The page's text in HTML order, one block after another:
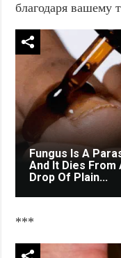
благодаря вашему
Fungus Is A
And It Dies From
Drop Of Plain...
***